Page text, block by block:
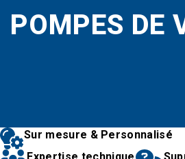
POMPES DE
Sur mesure & Personnalisé